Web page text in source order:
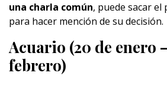
una charla común, puede sacar
para hacer mención de su decisión.
Acuario (20 de enero
febrero)